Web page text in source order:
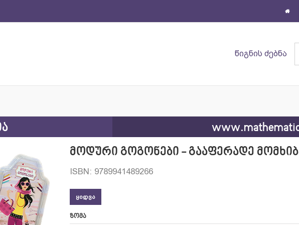
წიგნის ძებნა
მოდური გოგონები - გააფერადე
ISBN: 9789941489266
ᲧᲘᲓᲕᲐ
ზომა